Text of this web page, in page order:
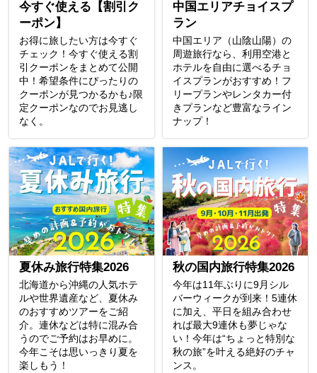
今すぐ使える【割引ク
ーポン】
お得に旅したい方は今すぐ
チェック！今すぐ使える割
引クーポンをまとめて公開
中！希望条件にぴったりの
クーポンが見つかるかも♪限
定クーポンなのでお見逃し
なく。
中国エリアチョイスプ
ラン
中国エリア（山陰山陽）の
周遊旅行なら、利用空港と
ホテルを自由に選べるチョ
イスプランがおすすめ！フ
リープランやレンタカー付
きプランなど豊富なライン
ナップ！
夏休み旅行特集2026
北海道から沖縄の人気ホテ
ルや世界遺産など、夏休み
のおすすめツアーをご紹
介。連休などは特に混み合
うのでご予約はお早めに。
今年こそは思いっきり夏を
楽しもう！
秋の国内旅行特集2026
今年は11年ぶりに9月シル
バーウィークが到来！5連休
に加え、平日を組み合わせ
れば最大9連休も夢じゃな
い！今年は“ちょっと特別な
秋の旅”を叶える絶好のチャ
ンス。